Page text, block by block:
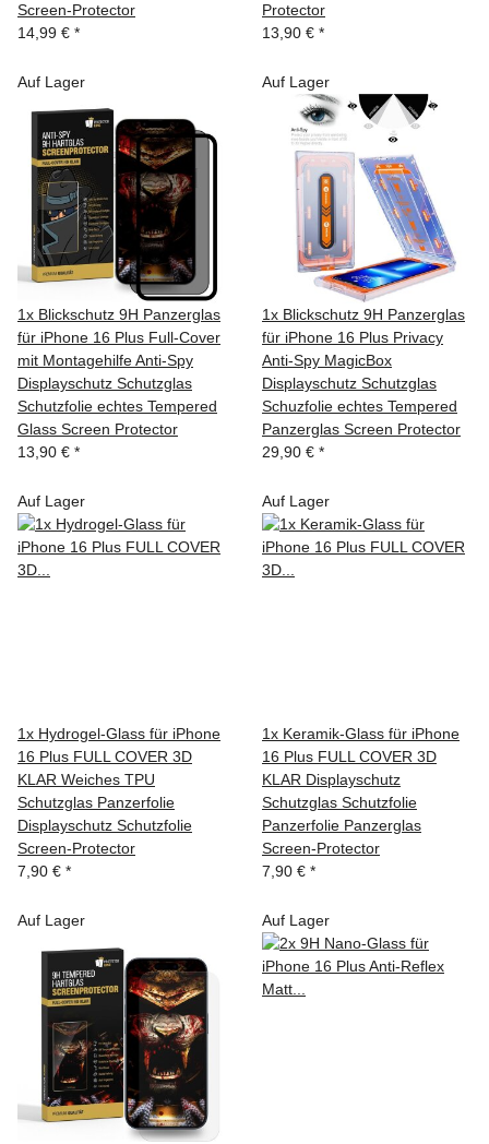
Screen-Protector
14,99 € *
Protector
13,90 € *
Auf Lager
1x Blickschutz 9H Panzerglas
für iPhone 16 Plus Full-Cover
mit Montagehilfe Anti-Spy
Displayschutz Schutzglas
Schutzfolie echtes Tempered
Glass Screen Protector
13,90 € *
Auf Lager
1x Blickschutz 9H Panzerglas
für iPhone 16 Plus Privacy
Anti-Spy MagicBox
Displayschutz Schutzglas
Schuzfolie echtes Tempered
Panzerglas Screen Protector
29,90 € *
Auf Lager
1x Hydrogel-Glass für iPhone
16 Plus FULL COVER 3D
KLAR Weiches TPU
Schutzglas Panzerfolie
Displayschutz Schutzfolie
Screen-Protector
7,90 € *
Auf Lager
1x Keramik-Glass für iPhone
16 Plus FULL COVER 3D
KLAR Displayschutz
Schutzglas Schutzfolie
Panzerfolie Panzerglas
Screen-Protector
7,90 € *
Auf Lager Auf Lager